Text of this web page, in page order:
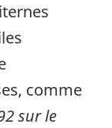
comme
sur le